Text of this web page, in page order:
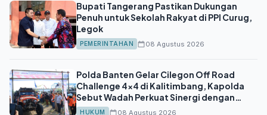
Bupati Tangerang Pastikan Dukungan
Penuh untuk Sekolah Rakyat di PPI Curug,
Legok
PEMERINTAHAN 08 Agustus 2026
Polda Banten Gelar Cilegon Off Road
Challenge 4x4 di Kalitimbang, Kapolda
Sebut Wadah Perkuat Sinergi dengan
Warga
HUKUM 08 Agustus 2026